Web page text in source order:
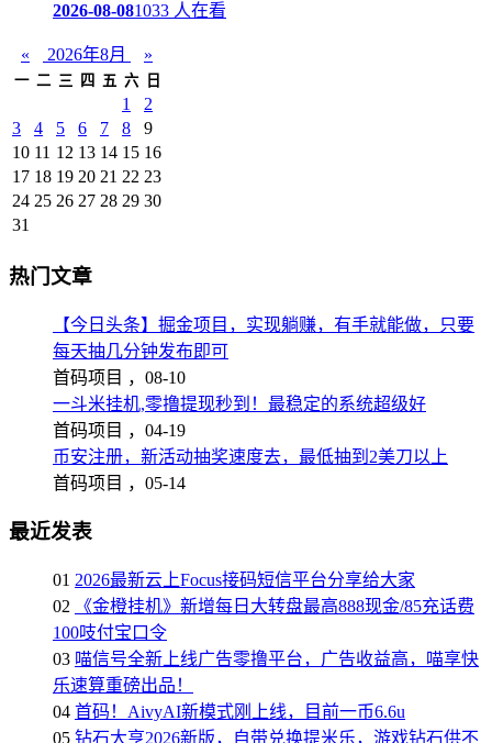
2026-08-081033 人在看
« 2026年8月 »
一 二 三 四 五 六 日
1
2
3
4 5 6 7 8
9
10 11 12 13 14 15 16
17 18 19 20 21 22 23
24 25 26 27 28 29 30
31
热门文章
【今日头条】掘金项目，实现躺赚，有手就能做，只要
每天抽几分钟发布即可
首码项目 ， 08-10
一斗米挂机,零撸提现秒到！最稳定的系统超级好
首码项目 ， 04-19
币安注册，新活动抽奖速度去，最低抽到2美刀以上
首码项目 ， 05-14
最近发表
01 2026最新云上Focus接码短信平台分享给大家
02
《金橙挂机》新增每日大转盘最高888现金/85充话费
100吱付宝口令
03 喵信号全新上线广告零撸平台，广告收益高，喵享快
乐速算重磅出品！
04 首码！AivyAI新模式刚上线，目前一币6.6u
05 钻石大亨2026新版，自带兑换提米乐，游戏钻石供不